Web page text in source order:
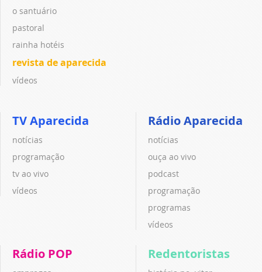
o santuário
pastoral
rainha hotéis
revista de aparecida
vídeos
TV Aparecida
notícias
programação
tv ao vivo
vídeos
Rádio Aparecida
notícias
ouça ao vivo
podcast
programação
programas
vídeos
Rádio POP Redentoristas